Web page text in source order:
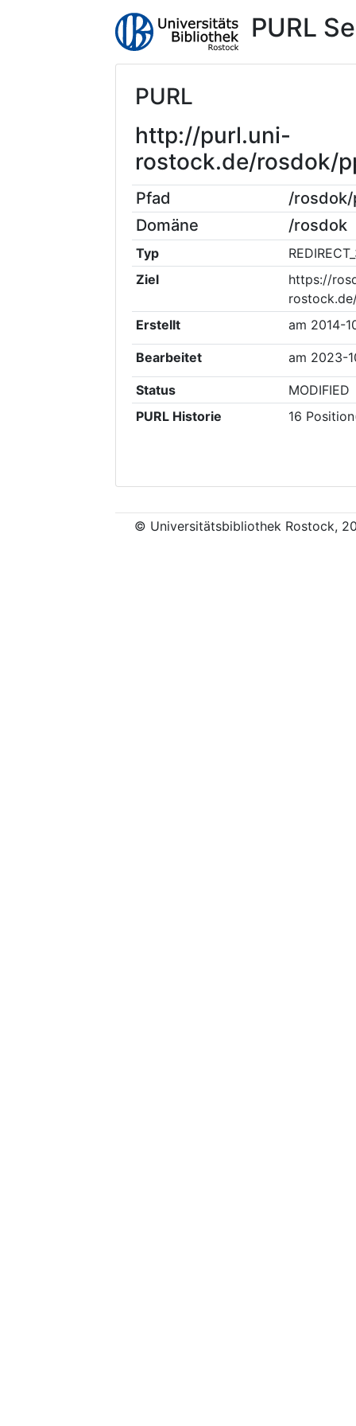
PURL
PURL
http://purl.uni-
rostock.de/rosdok/
Pfad
/rosdok/
Domäne
/rosdok
Typ
Ziel
https://
Erstellt
am 2014-
Bearbeitet am 2023-
Status
MODIFIED
PURL Historie
16
© Universitätsbibliothek Rostock,